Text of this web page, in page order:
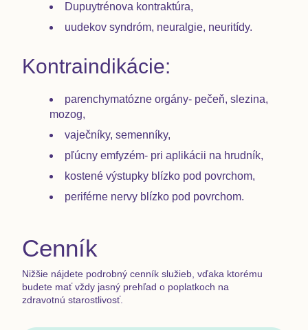
Dupuytrénova kontraktúra,
uudekov syndróm, neuralgie, neuritídy.
Kontraindikácie:
parenchymatózne orgány- pečeň, slezina,
mozog,
vaječníky, semenníky,
pľúcny emfyzém- pri aplikácii na hrudník,
kostené výstupky blízko pod povrchom,
periférne nervy blízko pod povrchom.
Cenník
Nižšie nájdete podrobný cenník služieb, vďaka ktorému
budete mať vždy jasný prehľad o poplatkoch na
zdravotnú starostlivosť.